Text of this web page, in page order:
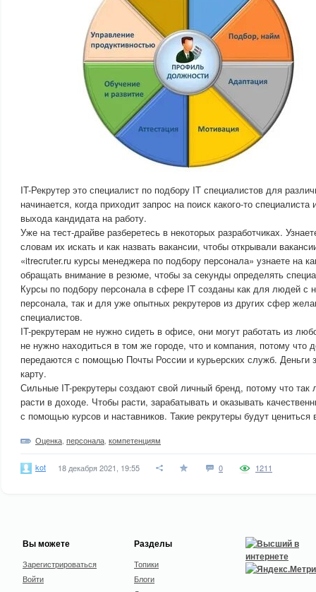
IT-Рекрутер это специалист по подбору IT специалистов для
начинается, когда приходит запрос на поиск какого-то специалиста
выхода кандидата на работу.
Уже на тест-драйве разберетесь в некоторых разработчиках.
словам их искать и как назвать вакансии, чтобы открывали
«itrecruter.ru курсы менеджера по подбору персонала» узнаете на
обращать внимание в резюме, чтобы за секунды определять
Курсы по подбору персонала в сфере IT созданы как для людей с
персонала, так и для уже опытных рекрутеров из других сфер
специалистов.
IT-рекрутерам не нужно сидеть в офисе, они могут работать из
не нужно находиться в том же городе, что и компания, потому что
передаются с помощью Почты России и курьерских служб. Деньги
карту.
Сильные IT-рекрутеры создают свой личный бренд, потому что так
расти в доходе. Чтобы расти, зарабатывать и оказывать
с помощью курсов и наставников. Такие рекрутеры будут цениться
Оценка персонала компетенциям
kot 18 декабря 2021, 19:55 0 1211
Вы можете
Зарегистрироваться
Войти
Разделы
Топики
Блоги